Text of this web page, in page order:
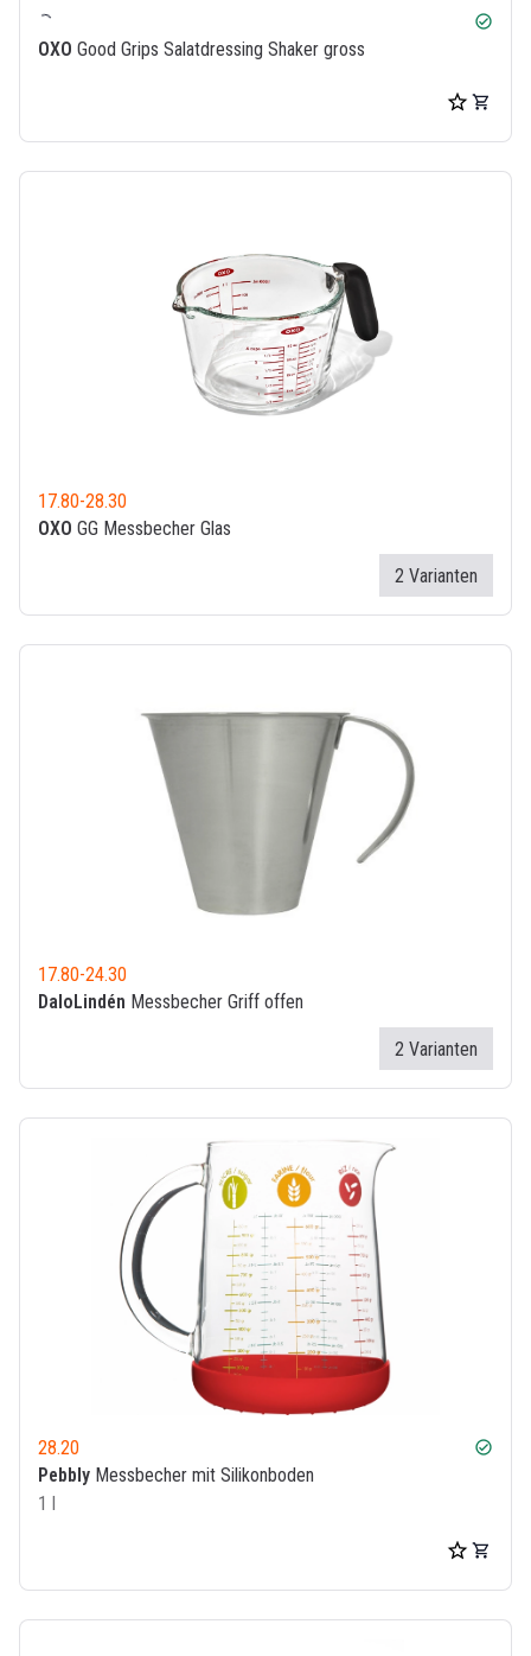
check_circle
OXO Good Grips Salatdressing Shaker gross
17.80-28.30
OXO GG Messbecher Glas
2 Varianten
17.80-24.30
DaloLindén Messbecher Griff offen
2 Varianten
28.20 check_circle
Pebbly Messbecher mit Silikonboden
1 l